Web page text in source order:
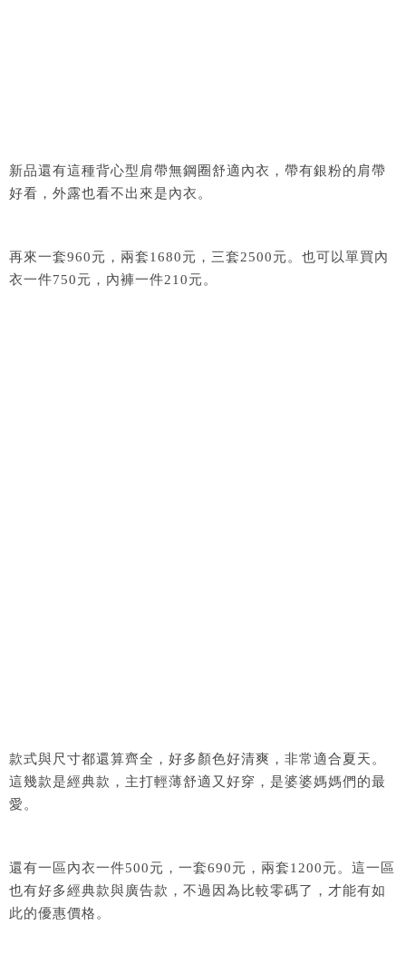
新品還有這種背心型肩帶無鋼圈舒適內衣，帶有銀粉的肩帶
好看，外露也看不出來是內衣。
再來一套960元，兩套1680元，三套2500元。也可以單買內
衣一件750元，內褲一件210元。
款式與尺寸都還算齊全，好多顏色好清爽，非常適合夏天。
這幾款是經典款，主打輕薄舒適又好穿，是婆婆媽媽們的最
愛。
還有一區內衣一件500元，一套690元，兩套1200元。這一區
也有好多經典款與廣告款，不過因為比較零碼了，才能有如
此的優惠價格。